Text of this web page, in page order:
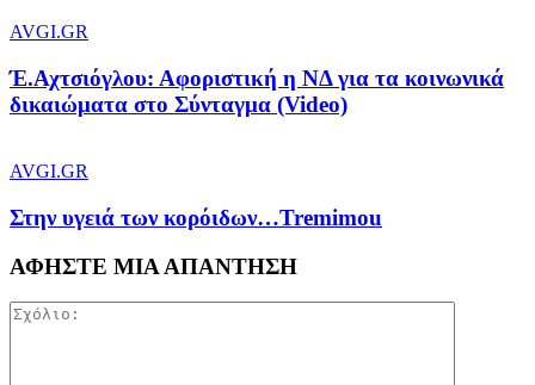
AVGI.GR
Έ.Αχτσιόγλου: Αφοριστική η ΝΔ για τα κοινωνικά
δικαιώματα στο Σύνταγμα (Video)
AVGI.GR
Στην υγειά των κορόιδων…Tremimou
ΑΦΗΣΤΕ ΜΙΑ ΑΠΑΝΤΗΣΗ